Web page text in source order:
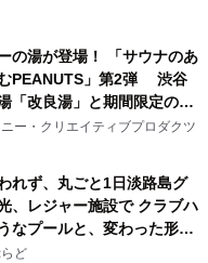
の湯が登場！ 「サウナのあ
PEANUTS」第2弾 渋谷
「改良湯」と期間限定のコ
ョン サウナイキタイコラ
発売決定！
ー・クリエイティブプロダクツ
れず、丸ごと1日淡路島グ
、レジャー施設で クラブハ
なプールと、変わった形の
THE BOXY AWAJI」のお
ど